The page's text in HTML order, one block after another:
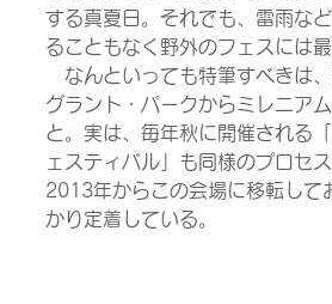
する真夏日。それでも、雷雨な
ることもなく野外のフェスには
なんといっても特筆すべきは
グラント・パークからミレニア
と。実は、毎年秋に開催される
ェスティバル」も同様のプロセ
2013年からこの会場に移転して
かり定着している。